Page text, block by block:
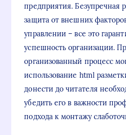
предприятия. Безупречная
защита от внешних
управлении – все это
успешность организации.
организованный процесс
использование html
донести до читателя
убедить его в важности
подхода к монтажу